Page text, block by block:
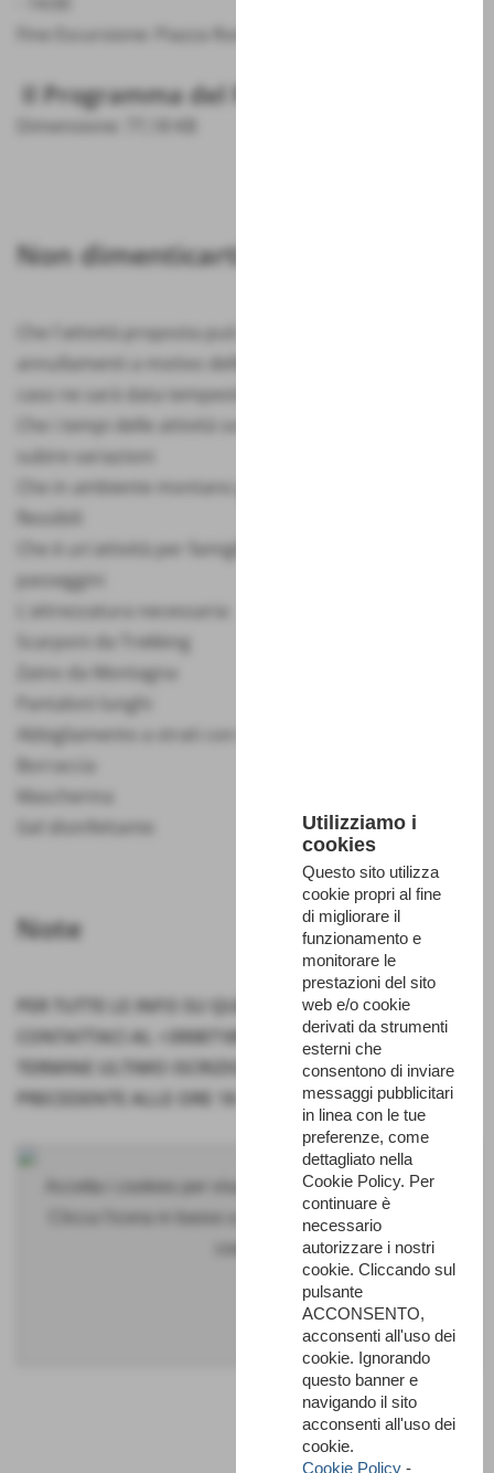
Fine Escursione: Piazza Roma
Il Programma del FAI
Dimensione: 77,18 KB
Non dimenticarti
Che l'attività proposta può subire modifiche o
annullamenti a motivo delle condizioni meteo. In tal
caso ne sarà data tempestiva comunicazione
Che i tempi delle attività sono indicativi e potranno
subire variazioni
Che in ambiente montano gli orari sono sempre
flessibili
Che è un'attività per famiglie ma non adatta ai
passeggini
L'attrezzatura necessaria:
Scarponi da Trekking
Zaino da Montagna
Pantaloni lunghi
Abbigliamento a strati con Giacca Impermeabile
Borraccia
Mascherina
Gel disinfettante
Note
PER TUTTE LE INFO SU QUESTA PROPOSTA DI VISITA
CONTATTACI AL +390871898143
TERMINE ULTIMO ISCRIZIONI: ENTRO IL GIORNO
PRECEDENTE ALLE ORE 18
Accetta i cookies per visualizzare questo contenuto.
Clicca l'icona in basso a sinistra per accettare tutti i
Utilizziamo i
cookies
Questo sito utilizza
cookie propri al fine
di migliorare il
funzionamento e
monitorare le
prestazioni del sito
web e/o cookie
derivati da strumenti
esterni che
consentono di inviare
messaggi pubblicitari
in linea con le tue
preferenze, come
dettagliato nella
Cookie Policy. Per
continuare è
necessario
autorizzare i nostri
cookie. Cliccando sul
pulsante
ACCONSENTO,
acconsenti all'uso dei
cookie. Ignorando
questo banner e
navigando il sito
acconsenti all'uso dei
cookie.
Cookie Policy -